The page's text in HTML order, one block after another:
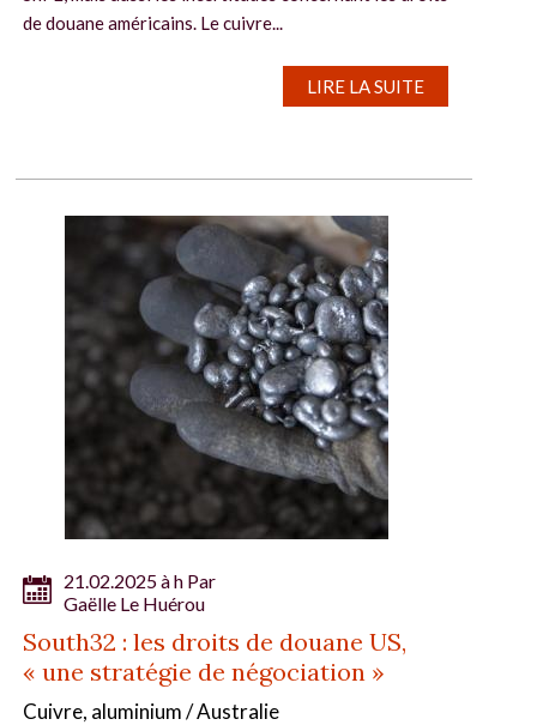
de douane américains. Le cuivre...
LIRE LA SUITE
21.02.2025 à h Par
Gaëlle Le Huérou
South32 : les droits de douane US,
« une stratégie de négociation »
Cuivre, aluminium / Australie